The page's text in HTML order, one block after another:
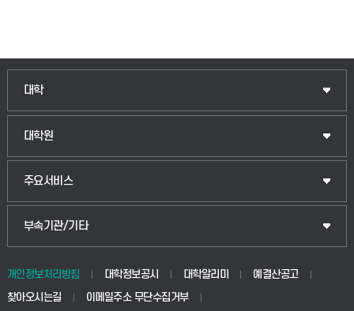
대학
인문융합공공인재학부
법경영학부
생명공학부
대학원
일반대학원
산업대학원
공공정책대학원
교육대학원
주요서비스
입학안내
웹메일
학사시스템(전문학사 및 전공심화)
부속기관/기타
중앙도서관
학생생활관(안성)
개인정보처리방침 대학정보공시 대학알리미
예결산공고
찾아오시는길
이메일주소 무단수집거부